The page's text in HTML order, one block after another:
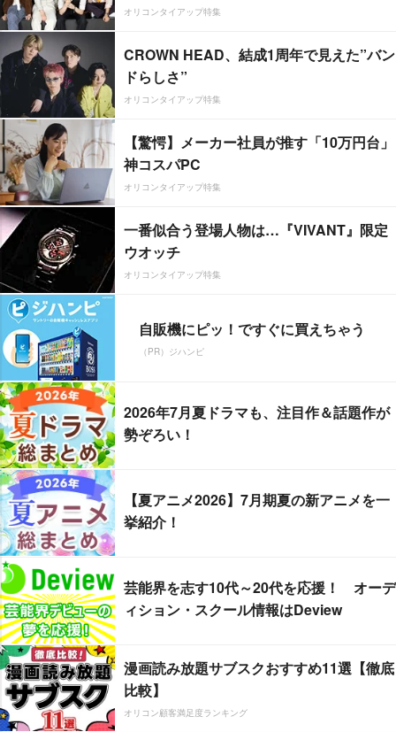
オリコンタイアップ特集
CROWN HEAD、結成1周年で見えた”バン
ドらしさ”
オリコンタイアップ特集
【驚愕】メーカー社員が推す「10万円台」
神コスパPC
オリコンタイアップ特集
一番似合う登場人物は…『VIVANT』限定
ウオッチ
オリコンタイアップ特集
自販機にピッ！ですぐに買えちゃう
（PR）ジハンピ
2026年7月夏ドラマも、注目作＆話題作が
勢ぞろい！
【夏アニメ2026】7月期夏の新アニメを一
挙紹介！
芸能界を志す10代～20代を応援！ オーデ
ィション・スクール情報はDeview
漫画読み放題サブスクおすすめ11選【徹底
比較】
オリコン顧客満足度ランキング